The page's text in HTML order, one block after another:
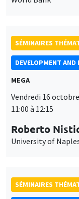
SÉMINAIRES
DEVELOPMENT
MEGA
Vendredi 16
11:00 à 12:15
Roberto
University of
SÉMINAIRES